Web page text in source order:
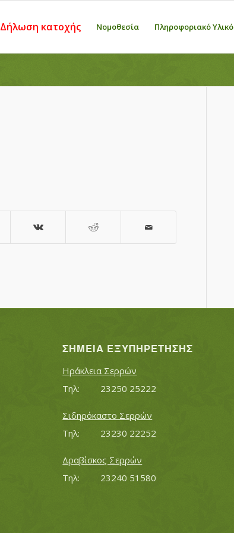
Δήλωση κατοχής Νομοθεσία Πληροφοριακό Υλικό
ΣΗΜΕΊΑ ΕΞΥΠΗΡΈΤΗΣΗΣ
Ηράκλεια Σερρών
Τηλ:		23250 25222
Σιδηρόκαστο Σερρών
Τηλ:		23230 22252
Δραβίσκος Σερρών
Τηλ:		23240 51580